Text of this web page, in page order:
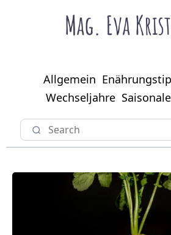
Allgemein
Wechseljahre